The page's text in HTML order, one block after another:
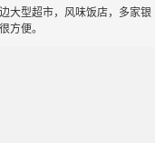
大型超市，风味饭店，多家银
方便。